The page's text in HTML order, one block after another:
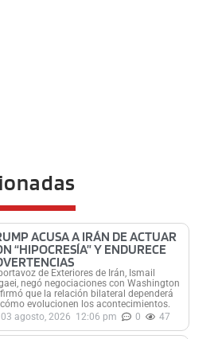
ACUSA A IRÁN DE ACTUAR
“HIPOCRESÍA” Y ENDURECE
de Exteriores de Irán, Ismail
negó negociaciones con Washington
que la relación bilateral dependerá
evolucionen los acontecimientos.
03 agosto, 2026 12:06 pm 0 47